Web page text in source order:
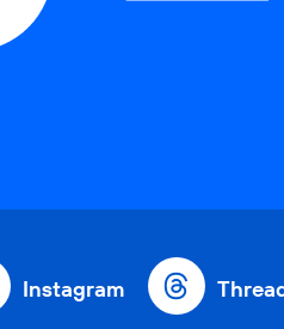
Instagram